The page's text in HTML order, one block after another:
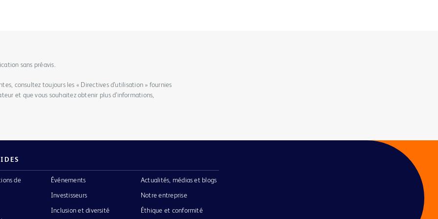
sans préavis.
consultez toujours les « Directives d’utilisation » fournies
et que vous souhaitez obtenir plus d’informations,
de Événements
Investisseurs
Inclusion et diversité
Actualités, médias et blogs
Notre entreprise
Éthique et conformité